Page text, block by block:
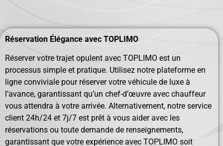
Réservation Élégance avec TOPLIMO
Réserver votre trajet opulent avec TOPLIMO est un
processus simple et pratique. Utilisez notre plateforme en
ligne conviviale pour réserver votre véhicule de luxe à
l’avance, garantissant qu’un chef-d’œuvre avec chauffeur
vous attendra à votre arrivée. Alternativement, notre service
client 24h/24 et 7j/7 est prêt à vous aider avec les
réservations ou toute demande de renseignements,
garantissant que votre expérience avec TOPLIMO soit